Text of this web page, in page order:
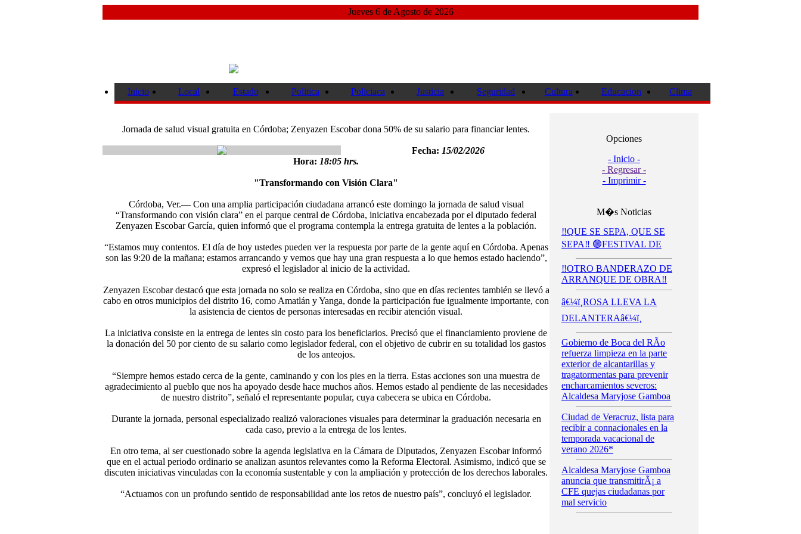
Jueves 6 de Agosto de 2026
Inicio Local Estado Politica Policiaca Justicia Seguridad Cultura Educacion Clima
Jornada de salud visual gratuita en Córdoba; Zenyazen Escobar dona 50% de su salario para financiar lentes.
Fecha: 15/02/2026
Hora: 18:05 hrs.
"Transformando con Visión Clara"
Córdoba, Ver.— Con una amplia participación ciudadana arrancó este domingo la jornada de salud visual
“Transformando con visión clara” en el parque central de Córdoba, iniciativa encabezada por el diputado federal
Zenyazen Escobar García, quien informó que el programa contempla la entrega gratuita de lentes a la población.
“Estamos muy contentos. El día de hoy ustedes pueden ver la respuesta por parte de la gente aquí en Córdoba. Apenas
son las 9:20 de la mañana; estamos arrancando y vemos que hay una gran respuesta a lo que hemos estado haciendo”,
expresó el legislador al inicio de la actividad.
Zenyazen Escobar destacó que esta jornada no solo se realiza en Córdoba, sino que en días recientes también se llevó a
cabo en otros municipios del distrito 16, como Amatlán y Yanga, donde la participación fue igualmente importante, con
la asistencia de cientos de personas interesadas en recibir atención visual.
La iniciativa consiste en la entrega de lentes sin costo para los beneficiarios. Precisó que el financiamiento proviene de
la donación del 50 por ciento de su salario como legislador federal, con el objetivo de cubrir en su totalidad los gastos
de los anteojos.
“Siempre hemos estado cerca de la gente, caminando y con los pies en la tierra. Estas acciones son una muestra de
agradecimiento al pueblo que nos ha apoyado desde hace muchos años. Hemos estado al pendiente de las necesidades
de nuestro distrito”, señaló el representante popular, cuya cabecera se ubica en Córdoba.
Durante la jornada, personal especializado realizó valoraciones visuales para determinar la graduación necesaria en
cada caso, previo a la entrega de los lentes.
En otro tema, al ser cuestionado sobre la agenda legislativa en la Cámara de Diputados, Zenyazen Escobar informó
que en el actual periodo ordinario se analizan asuntos relevantes como la Reforma Electoral. Asimismo, indicó que se
discuten iniciativas vinculadas con la economía sustentable y con la ampliación y protección de los derechos laborales.
“Actuamos con un profundo sentido de responsabilidad ante los retos de nuestro país”, concluyó el legislador.
Opciones
- Inicio -
- Regresar -
- Imprimir -
M�s Noticias
‼️QUE SE SEPA, QUE SE
SEPA‼️ 🟢FESTIVAL DE
‼️OTRO BANDERAZO DE
ARRANQUE DE OBRA‼️
â€¼ï¸ROSA LLEVA LA
DELANTERAâ€¼ï¸
Gobierno de Boca del RÃ­o
refuerza limpieza en la parte
exterior de alcantarillas y
tragatormentas para prevenir
encharcamientos severos:
Alcaldesa Maryjose Gamboa
Ciudad de Veracruz, lista para
recibir a connacionales en la
temporada vacacional de
verano 2026*
Alcaldesa Maryjose Gamboa
anuncia que transmitirÃ¡ a
CFE quejas ciudadanas por
mal servicio